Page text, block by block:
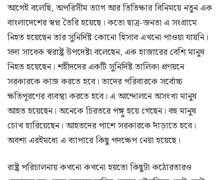
আগেই বলেছি, অপরিসীম ত্যাগ আর তিতিক্ষার বিনিময়ে নতুন এক
বাংলাদেশের স্বপ্ন তৈরি হয়েছে। কতো ছাত্র-জনতা এ সংগ্রামে
নিহত হয়েছেন তার সুনির্দিষ্ট কোনো হিসাব এখনো পাওয়া যায়নি।
সদ্য সাবেক স্বরাষ্ট্র উপদেষ্টা বলেছেন, এক হাজারের বেশি মানুষ
নিহত হয়েছেন। শহীদদের একটি সুনির্দিষ্ট তালিকা প্রণয়নে
সরকারকে কাজ করতে হবে। তাদের পরিবারকে সর্বোচ্চ
ক্ষতিপূরণের ব্যবস্থা করতে হবে। এ আন্দোলনে অসংখ্য মানুষ
আহত হয়েছেন। অনেকে চিরতরে পঙ্গু হয়ে গেছেন। বহু মানুষ
চোখ হারিয়েছেন। আহতদের পাশে সরকারকে দাঁড়াতে হবে।
অবশ্য এরইমধ্যে এ ব্যাপারে কিছু পদক্ষেপ নেয়া হয়েছে।
রাষ্ট্র পরিচালনায় কখনো কখনো হয়তো কিছুটা কঠোরতারও